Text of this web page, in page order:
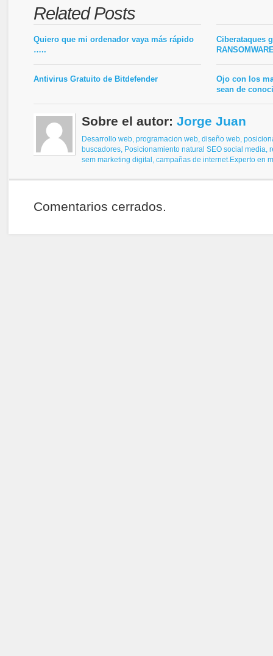
Related Posts
Quiero que mi ordenador vaya más rápido
…..
Ciberataques
Antivirus Gratuito de Bitdefender
Ojo con los
sean de
Sobre el autor: Jorge Juan
Desarrollo web, programacion web, diseño web,
buscadores, Posicionamiento natural SEO social media,
sem marketing digital, campañas de internet.Experto en
Comentarios cerrados.